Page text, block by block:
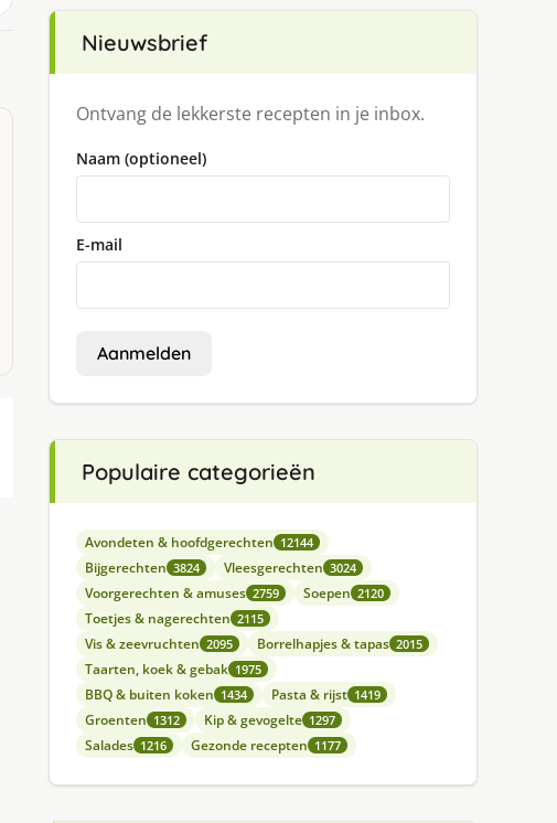
Nieuwsbrief
Ontvang de lekkerste recepten in je inbox.
Naam (optioneel)
E-mail
Aanmelden
Populaire categorieën
Avondeten & hoofdgerechten 12144
Bijgerechten 3824 Vleesgerechten 3024
Voorgerechten & amuses 2759 Soepen 2120
Toetjes & nagerechten 2115
Vis & zeevruchten 2095 Borrelhapjes & tapas 2015
Taarten, koek & gebak 1975
BBQ & buiten koken 1434 Pasta & rijst 1419
Groenten 1312 Kip & gevogelte 1297
Salades 1216 Gezonde recepten 1177